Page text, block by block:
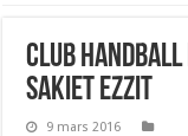
Club Handball
Sakiet Ezzit
9 mars 2016